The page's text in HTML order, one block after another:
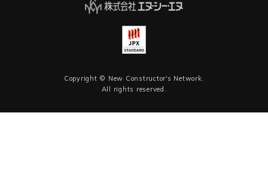
Copyright © New Constructor's Network.
All rights reserved.